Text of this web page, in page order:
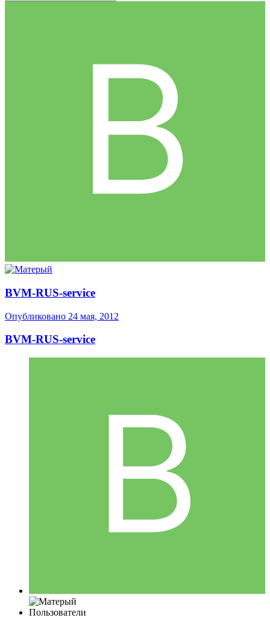
BVM-RUS-service
Опубликовано 24 мая, 2012
BVM-RUS-service
Пользователи